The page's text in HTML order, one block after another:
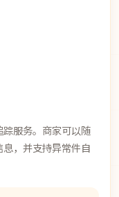
服务。商家可以随
，并支持异常件自